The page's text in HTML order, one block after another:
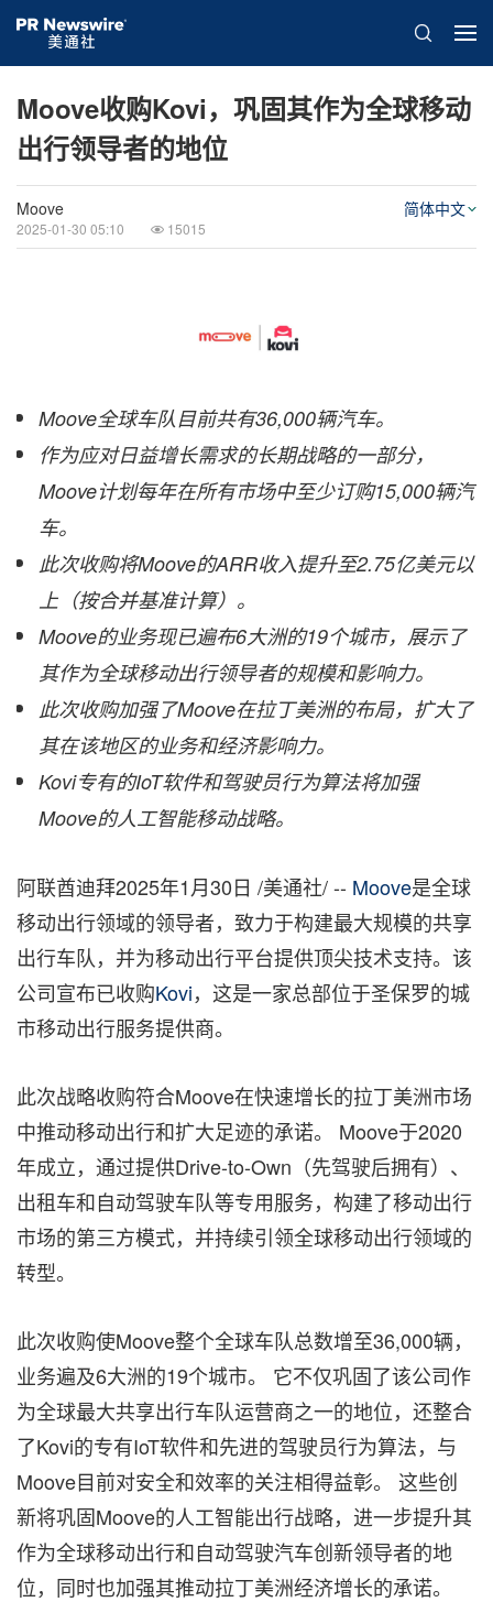
Moove收购Kovi，巩固其作为全球移动
出行领导者的地位
Moove
2025-01-30 05:10 15015
简体中文
Moove全球车队目前共有36,000辆汽车。
作为应对日益增长需求的长期战略的一部分，
Moove计划每年在所有市场中至少订购15,000辆汽
车。
此次收购将Moove的ARR收入提升至2.75亿美元以
上（按合并基准计算）。
Moove的业务现已遍布6大洲的19个城市，展示了
其作为全球移动出行领导者的规模和影响力。
此次收购加强了Moove在拉丁美洲的布局，扩大了
其在该地区的业务和经济影响力。
Kovi专有的IoT软件和驾驶员行为算法将加强
Moove的人工智能移动战略。
阿联酋迪拜2025年1月30日 /美通社/ -- Moove是全球
移动出行领域的领导者，致力于构建最大规模的共享
出行车队，并为移动出行平台提供顶尖技术支持。该
公司宣布已收购Kovi，这是一家总部位于圣保罗的城
市移动出行服务提供商。
此次战略收购符合Moove在快速增长的拉丁美洲市场
中推动移动出行和扩大足迹的承诺。 Moove于2020
年成立，通过提供Drive-to-Own（先驾驶后拥有）、
出租车和自动驾驶车队等专用服务，构建了移动出行
市场的第三方模式，并持续引领全球移动出行领域的
转型。
此次收购使Moove整个全球车队总数增至36,000辆，
业务遍及6大洲的19个城市。 它不仅巩固了该公司作
为全球最大共享出行车队运营商之一的地位，还整合
了Kovi的专有IoT软件和先进的驾驶员行为算法，与
Moove目前对安全和效率的关注相得益彰。 这些创
新将巩固Moove的人工智能出行战略，进一步提升其
作为全球移动出行和自动驾驶汽车创新领导者的地
位，同时也加强其推动拉丁美洲经济增长的承诺。